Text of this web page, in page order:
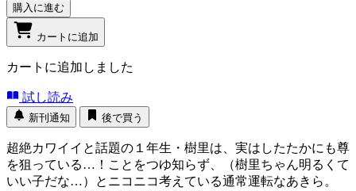
購入に進む
カートに追加
カートに追加しました
試し読み
新刊通知 後で買う
超絶カワイイと話題の１年生・樹里は、実はしたたかにも尊
を狙っている…！ことをつゆ知らず、（樹里ちゃん明るくて
いい子だな…）とニコニコ考えている通常運転なあきら。